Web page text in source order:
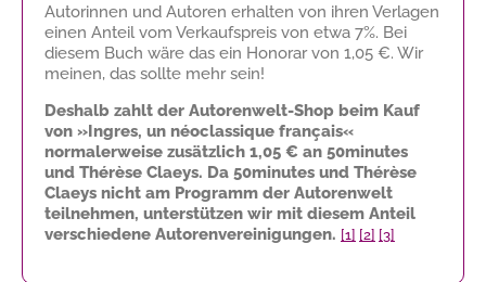
Autorinnen und Autoren erhalten von ihren Verlagen
einen Anteil vom Verkaufspreis von etwa 7%. Bei
diesem Buch wäre das ein Honorar von 1,05 €. Wir
meinen, das sollte mehr sein!
Deshalb zahlt der Autorenwelt-Shop beim Kauf
von »Ingres, un néoclassique français«
normalerweise zusätzlich 1,05 € an 50minutes
und Thérèse Claeys. Da 50minutes und Thérèse
Claeys nicht am Programm der Autorenwelt
teilnehmen, unterstützen wir mit diesem Anteil
verschiedene Autorenvereinigungen. [1] [2] [3]